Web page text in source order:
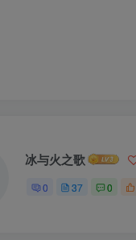
冰与火之歌
0 37 0